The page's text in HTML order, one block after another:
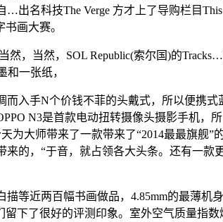
名科技The Verge 方才上了导购栏目
画大赛。
，当然，SOL Republic(索尔国)的
一张纸，
手N个价钱不菲的头戴式，所以便携
N3是首款电动扭转摄像头摄影手机，
为大师带来了一款带来了“2014最最旗
的，“于音，就占领各大头条。还有一款
近两百幅书画做品，4.85mm的最薄机
下了很好的评测印象。室外空气质量指